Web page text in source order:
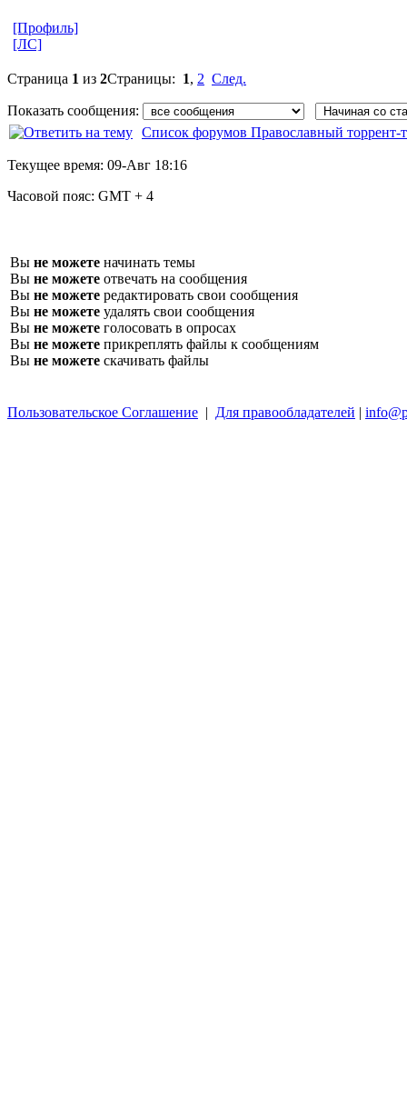
[Профиль]
[ЛС]
Страница 1 из 2Страницы: 1, 2 След.
Показать сообщения:
Список форумов Православный торрент-
Текущее время: 09-Авг 18:16
Часовой пояс: GMT + 4
Вы не можете начинать темы
Вы не можете отвечать на сообщения
Вы не можете редактировать свои сообщения
Вы не можете удалять свои сообщения
Вы не можете голосовать в опросах
Вы не можете прикреплять файлы к сообщениям
Вы не можете скачивать файлы
Пользовательское Соглашение | Для правообладателей |